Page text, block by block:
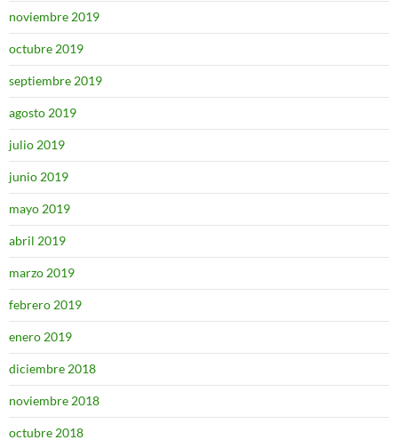
noviembre 2019
octubre 2019
septiembre 2019
agosto 2019
julio 2019
junio 2019
mayo 2019
abril 2019
marzo 2019
febrero 2019
enero 2019
diciembre 2018
noviembre 2018
octubre 2018